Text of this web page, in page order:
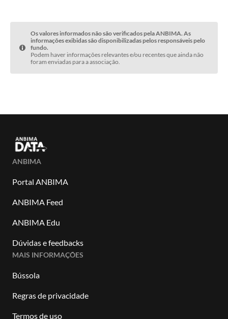
Os valores informados não são verificados pela ANBIMA. As
informações exibidas são disponibilizadas pelos responsáveis pelo
fundo.
Podem haver informações relevantes e/ou recentes que ainda não
foram enviadas para a associação.
ANBIMA
Portal ANBIMA
ANBIMA Feed
ANBIMA Edu
Dúvidas e feedbacks
MAIS INFORMAÇÕES
Bússola
Regras de privacidade
Termos de uso